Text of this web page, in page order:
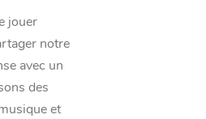
jouer
notre
avec un
des
et